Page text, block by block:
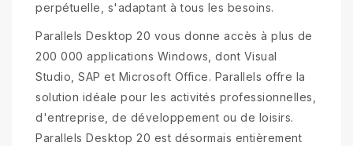
perpétuelle, s'adaptant à tous les besoins.
Parallels Desktop 20 vous donne accès à plus de
200 000 applications Windows, dont Visual
Studio, SAP et Microsoft Office. Parallels offre la
solution idéale pour les activités professionnelles,
d'entreprise, de développement ou de loisirs.
Parallels Desktop 20 est désormais entièrement